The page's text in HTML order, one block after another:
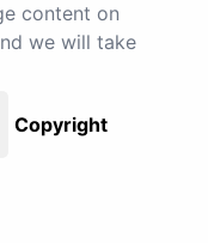
content on
we will take
Copyright